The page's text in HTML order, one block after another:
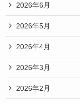
2026年6月
2026年5月
2026年4月
2026年3月
2026年2月